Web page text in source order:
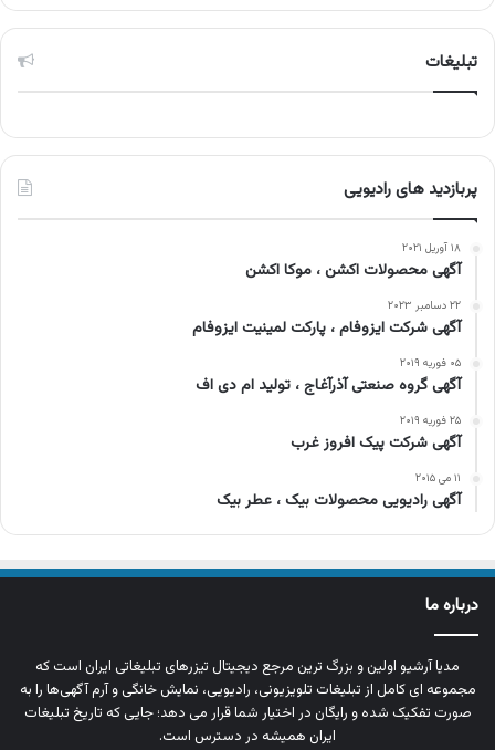
تبلیغات
پربازدید های رادیویی
۱۸ آوریل ۲۰۲۱
آگهی محصولات اکشن ، موکا اکشن
۲۲ دسامبر ۲۰۲۳
آگهی شرکت ایزوفام ، پارکت لمینیت ایزوفام
۰۵ فوریه ۲۰۱۹
آگهی گروه صنعتی آذرآغاج ، تولید ام دی اف
۲۵ فوریه ۲۰۱۹
آگهی شرکت پیک افروز غرب
۱۱ می ۲۰۱۵
آگهی رادیویی محصولات بیک ، عطر بیک
درباره ما
مدیا آرشیو اولین و بزرگ‌ ترین مرجع دیجیتال تیزرهای تبلیغاتی ایران است که
مجموعه‌ ای کامل از تبلیغات تلویزیونی، رادیویی، نمایش خانگی و آرم‌ آگهی‌ها را به‌
صورت تفکیک‌ شده و رایگان در اختیار شما قرار می‌ دهد؛ جایی که تاریخ تبلیغات
ایران همیشه در دسترس است.